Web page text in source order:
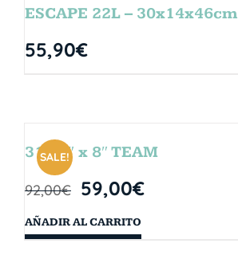
ESCAPE 22L – 30x14x46cm
55,90€
SALE!
31.75″ x 8″ TEAM
92,00€ 59,00€
AÑADIR AL CARRITO